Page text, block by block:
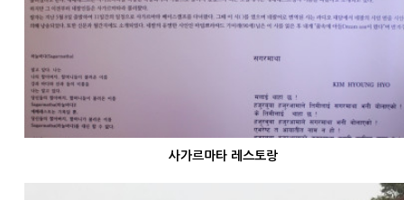
사가르마타 레스토랑